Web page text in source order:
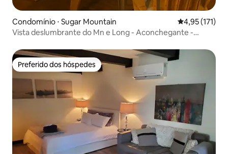
Condomínio ⋅ Sugar Mountain 4,95 de uma
4,95 (171)
Vista deslumbrante do Mn e Long - Aconchegante -
Preferido dos hóspedes
Preferido dos hóspedes